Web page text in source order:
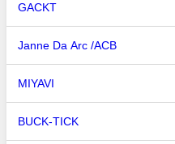
GACKT
Janne Da Arc /ACB
MIYAVI
BUCK-TICK